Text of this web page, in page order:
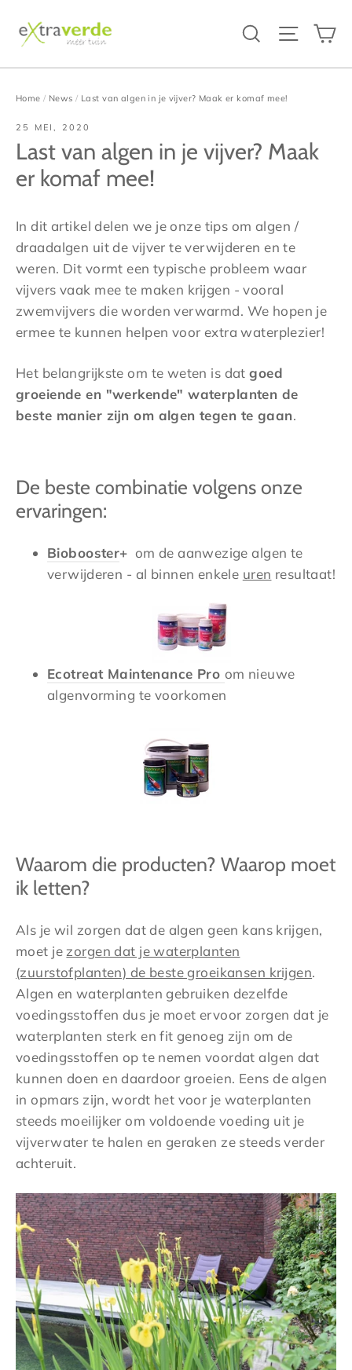
verder
Zoeken Site
Home / News / Last van algen in je vijver? Maak er komaf mee!
25 MEI, 2020
Last van algen in je vijver? Maak
er komaf mee!
In dit artikel delen we je onze tips om algen /
draadalgen uit de vijver te verwijderen en te
weren. Dit vormt een typische probleem waar
vijvers vaak mee te maken krijgen - vooral
zwemvijvers die worden verwarmd. We hopen je
ermee te kunnen helpen voor extra waterplezier!
Het belangrijkste om te weten is datgoed
groeiende en "werkende" waterplanten de
beste manier zijn om algen tegen te gaan.
De beste combinatie volgens onze
ervaringen:
Biobooster+ om de aanwezige algen te
verwijderen - al binnen enkele uren resultaat!
Ecotreat Maintenance Pro om nieuwe
algenvorming te voorkomen
Waarom die producten? Waarop moet
ik letten?
Als je wil zorgen dat de algen geen kans krijgen,
moet jezorgen dat je waterplanten
(zuurstofplanten) de beste groeikansen krijgen.
Algen en waterplanten gebruiken dezelfde
voedingsstoffen dus je moet ervoor zorgen dat je
waterplanten sterk en fit genoeg zijn om de
voedingsstoffen op te nemen voordat algen dat
kunnen doen en daardoor groeien. Eens de algen
in opmars zijn, wordt het voor je waterplanten
steeds moeilijker om voldoende voeding uit je
vijverwater te halen en geraken ze steeds verder
achteruit.